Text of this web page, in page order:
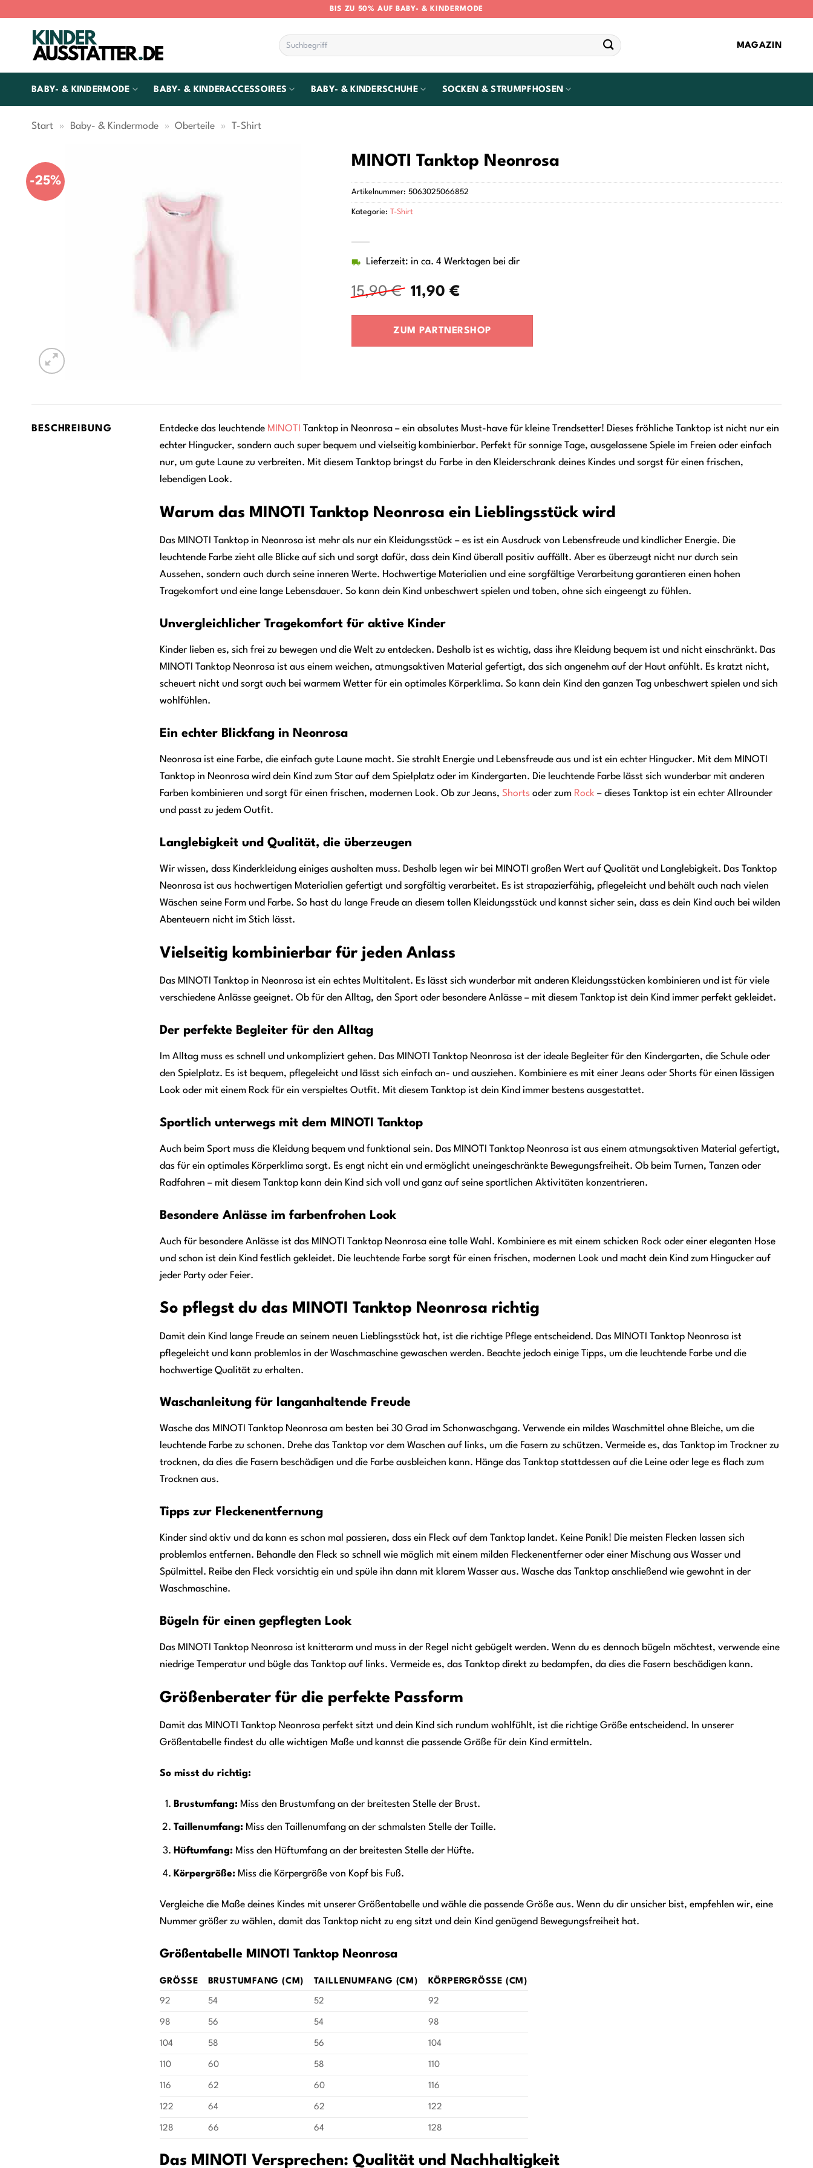
springen
BIS ZU 50% AUF BABY- & KINDERMODE
Suchen
nach:
MAGAZIN
BABY- & KINDERMODE BABY- & KINDERACCESSOIRES BABY- & KINDERSCHUHE SOCKEN & STRUMPFHOSEN
Start » Baby- & Kindermode » Oberteile » T-Shirt
-25%
MINOTI Tanktop Neonrosa
15,90€
Ursprünglicher
war:
11,90€Aktueller
ist:
11,90 €.
Lieferzeit: in ca. 4 Werktagen bei dir
ZUM PARTNERSHOP
Artikelnummer:5063025066852
Kategorie:T-Shirt
BESCHREIBUNG Entdecke das leuchtende MINOTI Tanktop in Neonrosa – ein absolutes Must-have für kleine Trendsetter! Dieses fröhliche Tanktop ist nicht nur ein
echter Hingucker, sondern auch super bequem und vielseitig kombinierbar. Perfekt für sonnige Tage, ausgelassene Spiele im Freien oder einfach
nur, um gute Laune zu verbreiten. Mit diesem Tanktop bringst du Farbe in den Kleiderschrank deines Kindes und sorgst für einen frischen,
lebendigen Look.
Warum das MINOTI Tanktop Neonrosa ein Lieblingsstück wird
Das MINOTI Tanktop in Neonrosa ist mehr als nur ein Kleidungsstück – es ist ein Ausdruck von Lebensfreude und kindlicher Energie. Die
leuchtende Farbe zieht alle Blicke auf sich und sorgt dafür, dass dein Kind überall positiv auffällt. Aber es überzeugt nicht nur durch sein
Aussehen, sondern auch durch seine inneren Werte. Hochwertige Materialien und eine sorgfältige Verarbeitung garantieren einen hohen
Tragekomfort und eine lange Lebensdauer. So kann dein Kind unbeschwert spielen und toben, ohne sich eingeengt zu fühlen.
Unvergleichlicher Tragekomfort für aktive Kinder
Kinder lieben es, sich frei zu bewegen und die Welt zu entdecken. Deshalb ist es wichtig, dass ihre Kleidung bequem ist und nicht einschränkt. Das
MINOTI Tanktop Neonrosa ist aus einem weichen, atmungsaktiven Material gefertigt, das sich angenehm auf der Haut anfühlt. Es kratzt nicht,
scheuert nicht und sorgt auch bei warmem Wetter für ein optimales Körperklima. So kann dein Kind den ganzen Tag unbeschwert spielen und sich
wohlfühlen.
Ein echter Blickfang in Neonrosa
Neonrosa ist eine Farbe, die einfach gute Laune macht. Sie strahlt Energie und Lebensfreude aus und ist ein echter Hingucker. Mit dem MINOTI
Tanktop in Neonrosa wird dein Kind zum Star auf dem Spielplatz oder im Kindergarten. Die leuchtende Farbe lässt sich wunderbar mit anderen
Farben kombinieren und sorgt für einen frischen, modernen Look. Ob zur Jeans, Shortsoder zum Rock – dieses Tanktop ist ein echter Allrounder
und passt zu jedem Outfit.
Langlebigkeit und Qualität, die überzeugen
Wir wissen, dass Kinderkleidung einiges aushalten muss. Deshalb legen wir bei MINOTI großen Wert auf Qualität und Langlebigkeit. Das Tanktop
Neonrosa ist aus hochwertigen Materialien gefertigt und sorgfältig verarbeitet. Es ist strapazierfähig, pflegeleicht und behält auch nach vielen
Wäschen seine Form und Farbe. So hast du lange Freude an diesem tollen Kleidungsstück und kannst sicher sein, dass es dein Kind auch bei wilden
Abenteuern nicht im Stich lässt.
Vielseitig kombinierbar für jeden Anlass
Das MINOTI Tanktop in Neonrosa ist ein echtes Multitalent. Es lässt sich wunderbar mit anderen Kleidungsstücken kombinieren und ist für viele
verschiedene Anlässe geeignet. Ob für den Alltag, den Sport oder besondere Anlässe – mit diesem Tanktop ist dein Kind immer perfekt gekleidet.
Der perfekte Begleiter für den Alltag
Im Alltag muss es schnell und unkompliziert gehen. Das MINOTI Tanktop Neonrosa ist der ideale Begleiter für den Kindergarten, die Schule oder
den Spielplatz. Es ist bequem, pflegeleicht und lässt sich einfach an- und ausziehen. Kombiniere es mit einer Jeans oder Shorts für einen lässigen
Look oder mit einem Rock für ein verspieltes Outfit. Mit diesem Tanktop ist dein Kind immer bestens ausgestattet.
Sportlich unterwegs mit dem MINOTI Tanktop
Auch beim Sport muss die Kleidung bequem und funktional sein. Das MINOTI Tanktop Neonrosa ist aus einem atmungsaktiven Material gefertigt,
das für ein optimales Körperklima sorgt. Es engt nicht ein und ermöglicht uneingeschränkte Bewegungsfreiheit. Ob beim Turnen, Tanzen oder
Radfahren – mit diesem Tanktop kann dein Kind sich voll und ganz auf seine sportlichen Aktivitäten konzentrieren.
Besondere Anlässe im farbenfrohen Look
Auch für besondere Anlässe ist das MINOTI Tanktop Neonrosa eine tolle Wahl. Kombiniere es mit einem schicken Rock oder einer eleganten Hose
und schon ist dein Kind festlich gekleidet. Die leuchtende Farbe sorgt für einen frischen, modernen Look und macht dein Kind zum Hingucker auf
jeder Party oder Feier.
So pflegst du das MINOTI Tanktop Neonrosa richtig
Damit dein Kind lange Freude an seinem neuen Lieblingsstück hat, ist die richtige Pflege entscheidend. Das MINOTI Tanktop Neonrosa ist
pflegeleicht und kann problemlos in der Waschmaschine gewaschen werden. Beachte jedoch einige Tipps, um die leuchtende Farbe und die
hochwertige Qualität zu erhalten.
Waschanleitung für langanhaltende Freude
Wasche das MINOTI Tanktop Neonrosa am besten bei 30 Grad im Schonwaschgang. Verwende ein mildes Waschmittel ohne Bleiche, um die
leuchtende Farbe zu schonen. Drehe das Tanktop vor dem Waschen auf links, um die Fasern zu schützen. Vermeide es, das Tanktop im Trockner zu
trocknen, da dies die Fasern beschädigen und die Farbe ausbleichen kann. Hänge das Tanktop stattdessen auf die Leine oder lege es flach zum
Trocknen aus.
Tipps zur Fleckenentfernung
Kinder sind aktiv und da kann es schon mal passieren, dass ein Fleck auf dem Tanktop landet. Keine Panik! Die meisten Flecken lassen sich
problemlos entfernen. Behandle den Fleck so schnell wie möglich mit einem milden Fleckenentferner oder einer Mischung aus Wasser und
Spülmittel. Reibe den Fleck vorsichtig ein und spüle ihn dann mit klarem Wasser aus. Wasche das Tanktop anschließend wie gewohnt in der
Waschmaschine.
Bügeln für einen gepflegten Look
Das MINOTI Tanktop Neonrosa ist knitterarm und muss in der Regel nicht gebügelt werden. Wenn du es dennoch bügeln möchtest, verwende eine
niedrige Temperatur und bügle das Tanktop auf links. Vermeide es, das Tanktop direkt zu bedampfen, da dies die Fasern beschädigen kann.
Größenberater für die perfekte Passform
Damit das MINOTI Tanktop Neonrosa perfekt sitzt und dein Kind sich rundum wohlfühlt, ist die richtige Größe entscheidend. In unserer
Größentabelle findest du alle wichtigen Maße und kannst die passende Größe für dein Kind ermitteln.
So misst du richtig:
Brustumfang: Miss den Brustumfang an der breitesten Stelle der Brust.
Taillenumfang: Miss den Taillenumfang an der schmalsten Stelle der Taille.
Hüftumfang: Miss den Hüftumfang an der breitesten Stelle der Hüfte.
Körpergröße: Miss die Körpergröße von Kopf bis Fuß.
Vergleiche die Maße deines Kindes mit unserer Größentabelle und wähle die passende Größe aus. Wenn du dir unsicher bist, empfehlen wir, eine
Nummer größer zu wählen, damit das Tanktop nicht zu eng sitzt und dein Kind genügend Bewegungsfreiheit hat.
Größentabelle MINOTI Tanktop Neonrosa
GRÖSSE BRUSTUMFANG (CM) TAILLENUMFANG (CM) KÖRPERGRÖSSE (CM)
92 54 52 92
98 56 54 98
104 58 56 104
110 60 58 110
116 62 60 116
122 64 62 122
128 66 64 128
Das MINOTI Versprechen: Qualität und Nachhaltigkeit